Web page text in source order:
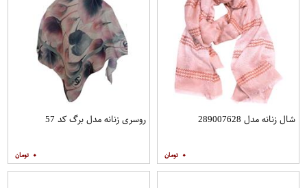
شال زنانه مدل 289007628
۰
روسری زنانه مدل برگ کد 57
۰